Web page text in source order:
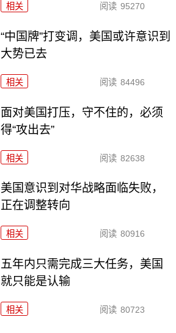
相关 阅读 95270
“中国牌”打变调，美国或许意识到
大势已去
相关 阅读 84496
面对美国打压，守不住的，必须
得“攻出去”
相关 阅读 82638
美国意识到对华战略面临失败，
正在调整转向
相关 阅读 80916
五年内只需完成三大任务，美国
就只能是认输
相关 阅读 80723